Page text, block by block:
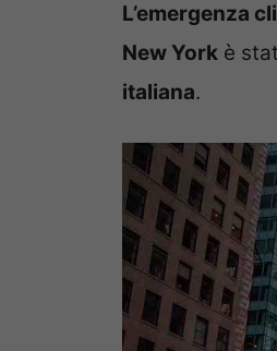
L’emergenza
New York è
italiana.